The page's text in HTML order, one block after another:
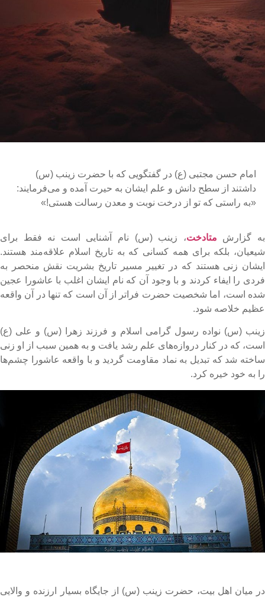
امام حسن مجتبی (ع) در گفتگویی که با حضرت زینب (س)
داشتند از سطح دانش و علم ایشان به حیرت آمده و می‌فرمایند:
«به راستی که تو از درخت نوبت و معدن رسالت هستی!»
گزارش متادخت، زینب (س) نام آشنایی است نه فقط برای
بلکه برای همه کسانی که به تاریخ اسلام علاقه‌مند هستند.
زنی هستند که در تغییر مسیر تاریخ بشریت نقش منحصر به
را ایفاء کردند و با وجود آن که نام ایشان اغلب با عاشورا عجین
است، اما شخصیت حضرت فراتر از آن است که تنها در آن واقعه
خلاصه شود.
(س) نواده رسول گرامی اسلام و فرزند زهرا (س) و علی (ع)
که در کنار دروازه‌های علم رشد یافت و به همین سبب از او زنی
شد که تبدیل به نماد مقاومت گردید و با واقعه عاشورا چشم‌ها
به خود خیره کرد.
میان اهل بیت، حضرت زینب (س) از جایگاه بسیار ارزنده و والایی